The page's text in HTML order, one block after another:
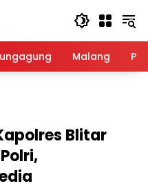
Malang
Blitar